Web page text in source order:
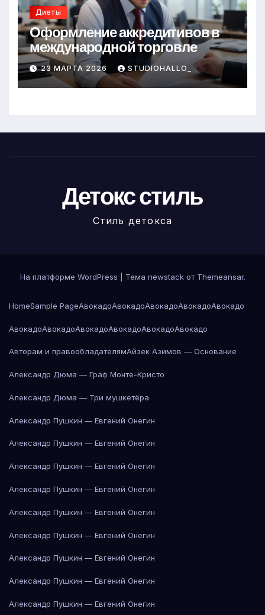
Диеты
Оформление аккредитивов в
международной торговле
23 МАРТА 2026 STUDIOHALLO_
Детокс стиль
Стиль детокса
На платформе WordPress Тема newstack от Themeansar.
HomeSample PageАвокадоАвокадоАвокадоАвокадоАвокадо
АвокадоАвокадоАвокадоАвокадоАвокадоАвокадо
Авторам и правообладателямАйзек Азимов — Основание
Александр Дюма — Граф Монте-Кристо
Александр Дюма — Три мушкетёра
Александр Пушкин — Евгений Онегин
Александр Пушкин — Евгений Онегин
Александр Пушкин — Евгений Онегин
Александр Пушкин — Евгений Онегин
Александр Пушкин — Евгений Онегин
Александр Пушкин — Евгений Онегин
Александр Пушкин — Евгений Онегин
Александр Пушкин — Евгений Онегин
Александр Пушкин — Евгений Онегин